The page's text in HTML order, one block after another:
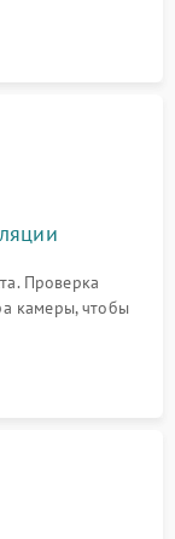
и замена
Проверка
камеры, чтобы
тепла.
шкафа.